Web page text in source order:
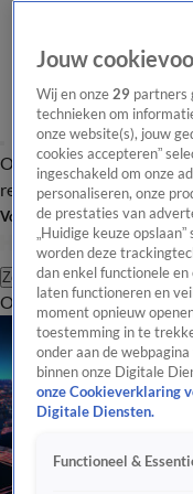
Overzicht Laatste nieuws
redactie
Volg Hart van Nederland
Zoeken
OverzichtRegio
Jouw
Wij en onze29 partners
technieken om
onze website(s), jouw
cookies accepteren”
ingeschakeld om onze
personaliseren, onze
de prestaties van
„Huidige keuze
worden deze
dan enkel functionele
laten functioneren en
moment opnieuw
toestemming in te
onder aan de
binnen onze Digitale
onze Cookieverklaring
Digitale Diensten.
Functioneel &